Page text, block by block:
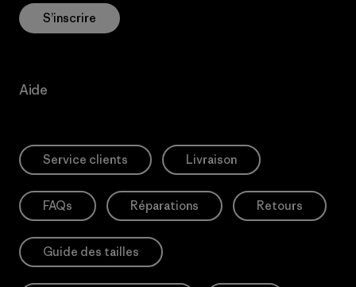
S’inscrire
Aide
Service clients Livraison
FAQs Réparations Retours
Guide des tailles